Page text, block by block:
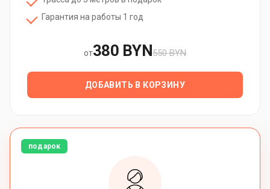
Гарантия на работы 1 год
от380 BYN550 BYN
ДОБАВИТЬ В КОРЗИНУ
подарок